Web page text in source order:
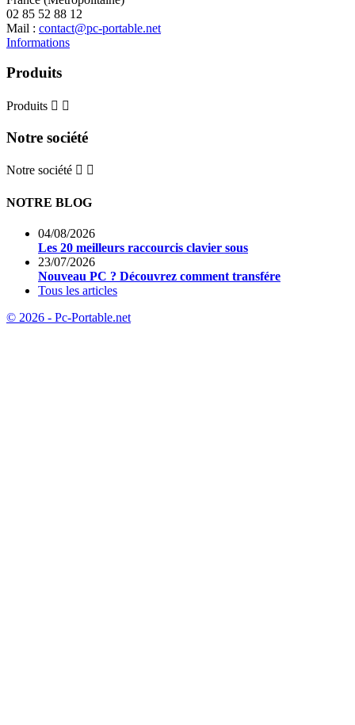
02 85 52 88 12
Mail : contact@pc-portable.net
Informations
Produits
Produits  
Notre société
Notre société  
NOTRE BLOG
04/08/2026
Les 20 meilleurs raccourcis clavier sous
23/07/2026
Nouveau PC ? Découvrez comment transfére
Tous les articles
© 2026 - Pc-Portable.net